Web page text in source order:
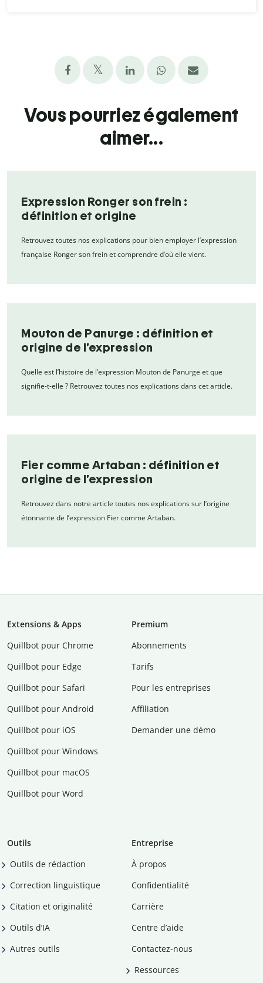
Vous pourriez également
aimer...
Expression Ronger son frein :
définition et origine
Retrouvez toutes nos explications pour bien employer l’expression
française Ronger son frein et comprendre d’où elle vient.
Mouton de Panurge : définition et
origine de l’expression
Quelle est l’histoire de l’expression Mouton de Panurge et que
signifie-t-elle ? Retrouvez toutes nos explications dans cet article.
Fier comme Artaban : définition et
origine de l’expression
Retrouvez dans notre article toutes nos explications sur l’origine
étonnante de l’expression Fier comme Artaban.
Extensions & Apps
Quillbot pour Chrome
Quillbot pour Edge
Quillbot pour Safari
Quillbot pour Android
Quillbot pour iOS
Quillbot pour Windows
Quillbot pour macOS
Quillbot pour Word
Premium
Abonnements
Tarifs
Pour les entreprises
Affiliation
Demander une démo
Outils
Outils de rédaction
Correction linguistique
Citation et originalité
Outils d’IA
Autres outils
Entreprise
À propos
Confidentialité
Carrière
Centre d’aide
Contactez-nous
Ressources